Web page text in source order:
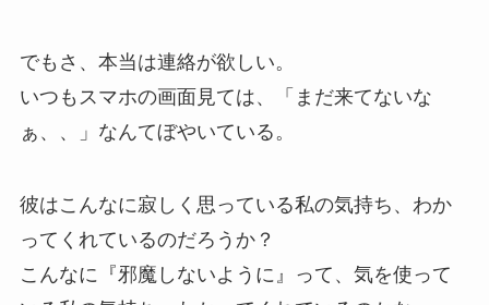
でもさ、本当は連絡が欲しい。
いつもスマホの画面見ては、「まだ来てないな
ぁ、、」なんてぼやいている。
彼はこんなに寂しく思っている私の気持ち、わか
ってくれているのだろうか？
こんなに『邪魔しないように』って、気を使って